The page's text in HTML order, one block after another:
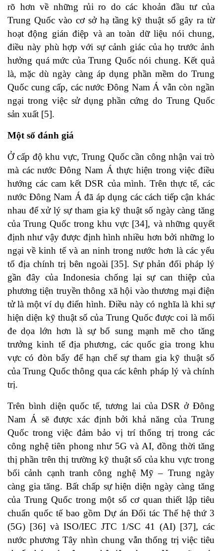
rõ hơn về những rủi ro do các khoản đầu tư của
Trung Quốc vào cơ sở hạ tầng kỹ thuật số gây ra từ
hoạt động gián điệp và an toàn dữ liệu nói chung,
điều này phù hợp với sự cảnh giác của họ trước ảnh
hưởng quá mức của Trung Quốc nói chung. Kết quả
là, mặc dù ngày càng áp dụng phần mềm do Trung
Quốc cung cấp, các nước Đông Nam Á vẫn còn ngần
ngại trong việc sử dụng phần cứng do Trung Quốc
sản xuất [5].
Một số đánh giá
Ở cấp độ khu vực, Trung Quốc cần công nhận vai trò
mà các nước Đông Nam Á thực hiện trong việc điều
hướng các cam kết DSR của mình. Trên thực tế, các
nước Đông Nam Á đã áp dụng các cách tiếp cận khác
nhau để xử lý sự tham gia kỹ thuật số ngày càng tăng
của Trung Quốc trong khu vực [34], và những quyết
định như vậy được định hình nhiều hơn bởi những lo
ngại về kinh tế và an ninh trong nước hơn là các yếu
tố địa chính trị bên ngoài [35]. Sự phản đối pháp lý
gần đây của Indonesia chống lại sự can thiệp của
phương tiện truyền thông xã hội vào thương mại điện
tử là một ví dụ điển hình. Điều này có nghĩa là khi sự
hiện diện kỹ thuật số của Trung Quốc được coi là mối
đe dọa lớn hơn là sự bổ sung mạnh mẽ cho tăng
trưởng kinh tế địa phương, các quốc gia trong khu
vực có đòn bẩy để hạn chế sự tham gia kỹ thuật số
của Trung Quốc thông qua các kênh pháp lý và chính
trị.
Trên bình diện quốc tế, tương lai của DSR ở Đông
Nam Á sẽ được xác định bởi khả năng của Trung
Quốc trong việc đảm bảo vị trí thống trị trong các
công nghệ tiên phong như 5G và AI, đồng thời tăng
thị phần trên thị trường kỹ thuật số của khu vực trong
bối cảnh cạnh tranh công nghệ Mỹ – Trung ngày
càng gia tăng. Bất chấp sự hiện diện ngày càng tăng
của Trung Quốc trong một số cơ quan thiết lập tiêu
chuẩn quốc tế bao gồm Dự án Đối tác Thế hệ thứ 3
(5G) [36] và ISO/IEC JTC 1/SC 41 (AI) [37], các
nước phương Tây nhìn chung vẫn thống trị việc tiêu